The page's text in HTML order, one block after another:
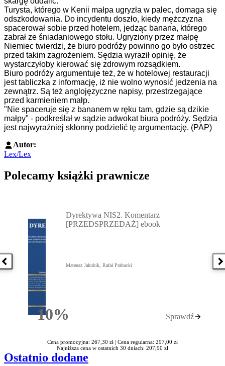
Turysta, którego w Kenii małpa ugryzła w palec, domaga się
odszkodowania. Do incydentu doszło, kiedy mężczyzna
spacerował sobie przed hotelem, jedząc banana, którego
zabrał ze śniadaniowego stołu. Ugryziony przez małpę
Niemiec twierdzi, że biuro podróży powinno go było ostrzec
przed takim zagrożeniem. Sędzia wyraził opinię, że
wystarczyłoby kierować się zdrowym rozsądkiem.
Biuro podróży argumentuje też, że w hotelowej restauracji
jest tabliczka z informację, iż nie wolno wynosić jedzenia na
zewnątrz. Są też anglojęzyczne napisy, przestrzegające
przed karmieniem małp.
"Nie spaceruje się z bananem w ręku tam, gdzie są dzikie
małpy" - podkreślał w sądzie adwokat biura podróży. Sędzia
jest najwyraźniej skłonny podzielić tę argumentację. (PAP)
Autor:
Lex/Lex
Polecamy książki prawnicze
Poprzednia książka
10%Rabatu
Dyrektywa NIS2. Komentarz
[PRZEDSPRZEDAŻ] ebook
Mateusz Jakubik, Rafał Prabucki
Sprawdź
Cena promocyjna: 267,30 zł | Cena regularna: 297,00 zł
Najniższa cena w ostatnich 30 dniach: 207,90 zł
Ostatnio dodane